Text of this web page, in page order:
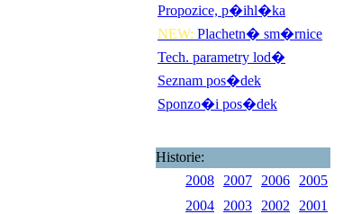
Propozice, p�ihl�ka
NEW: Plachetn� sm�rnice
Tech. parametry lod�
Seznam pos�dek
Sponzo�i pos�dek
Historie:
2008
2007 2006
2005
2004
2003 2002
2001